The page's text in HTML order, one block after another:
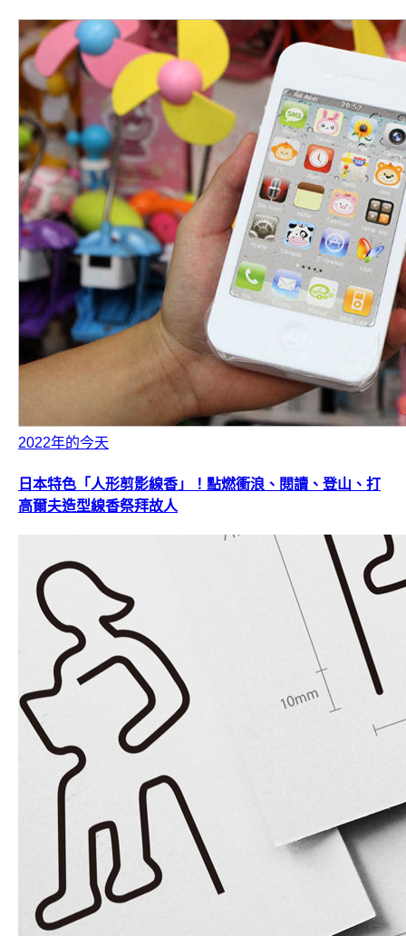
2022年的今天
日本特色「人形剪影線香」！點燃衝浪、閱讀、登山、打
高爾夫造型線香祭拜故人